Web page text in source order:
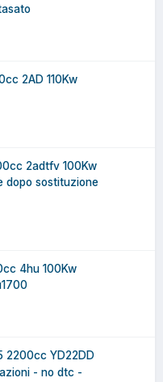
2AD 110Kw
2adtfv 100Kw
dopo sostituzione
4hu 100Kw
2200cc YD22DD
- no dtc -